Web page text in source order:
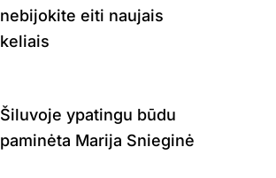
nebijokite eiti naujais
keliais
Šiluvoje ypatingu būdu
paminėta Marija Snieginė